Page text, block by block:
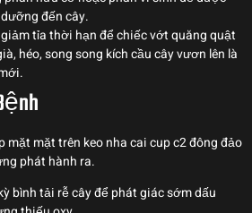
đến cây.
tỉa thời hạn để chiếc vớt quăng quật
héo, song song kích cầu cây vươn lên là
mặt trên keo nha cai cup c2 đông đảo
phát hành ra.
bình tải rễ cây để phát giác sớm dấu